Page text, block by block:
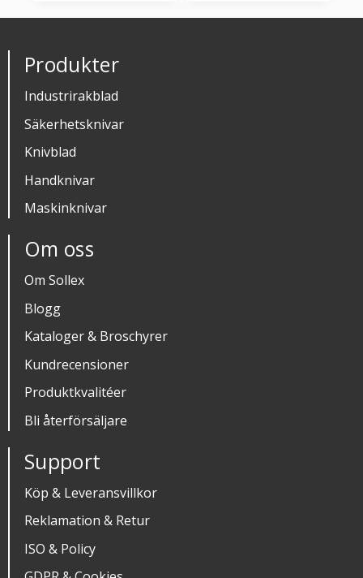
Produkter
Industrirakblad
Säkerhetsknivar
Knivblad
Handknivar
Maskinknivar
Om oss
Om Sollex
Blogg
Kataloger & Broschyrer
Kundrecensioner
Produktkvalitéer
Bli återförsäljare
Support
Köp & Leveransvillkor
Reklamation & Retur
ISO & Policy